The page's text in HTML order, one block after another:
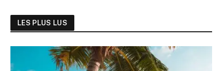
LES PLUS LUS